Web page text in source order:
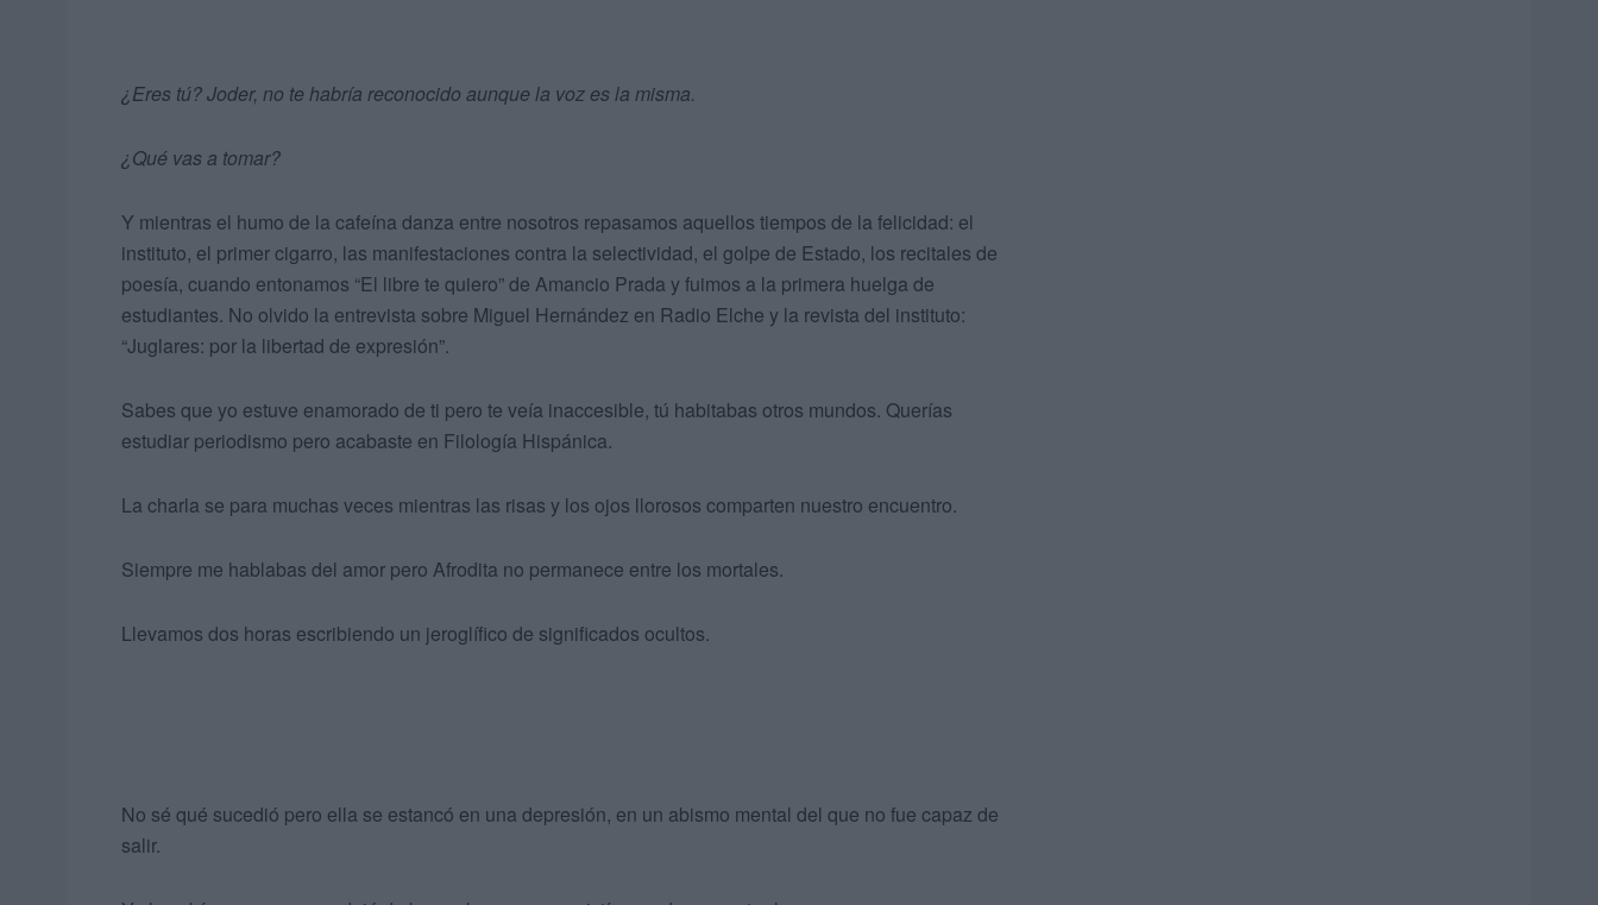
¿Eres tú? Joder, no te habría reconocido aunque la voz es la misma.
¿Qué vas a tomar?
Y mientras el humo de la cafeína danza entre nosotros repasamos aquellos tiempos de la felicidad: el
instituto, el primer cigarro, las manifestaciones contra la selectividad, el golpe de Estado, los recitales de
poesía, cuando entonamos “El libre te quiero” de Amancio Prada y fuimos a la primera huelga de
estudiantes. No olvido la entrevista sobre Miguel Hernández en Radio Elche y la revista del instituto:
“Juglares: por la libertad de expresión”.
Sabes que yo estuve enamorado de ti pero te veía inaccesible, tú habitabas otros mundos. Querías
estudiar periodismo pero acabaste en Filología Hispánica.
La charla se para muchas veces mientras las risas y los ojos llorosos comparten nuestro encuentro.
Siempre me hablabas del amor pero Afrodita no permanece entre los mortales.
Llevamos dos horas escribiendo un jeroglífico de significados ocultos.
No sé qué sucedió pero ella se estancó en una depresión, en un abismo mental del que no fue capaz de
salir.